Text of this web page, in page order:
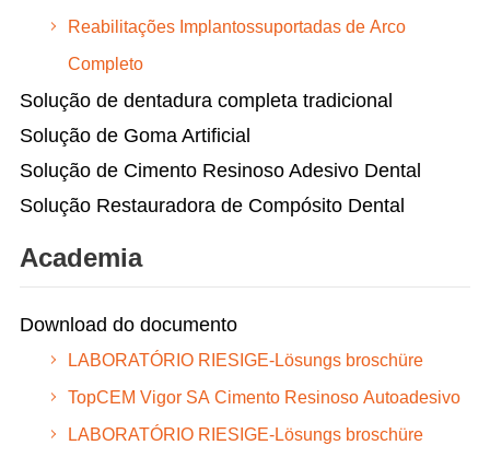
Reabilitações Implantossuportadas de Arco
Completo
Solução de dentadura completa tradicional
Solução de Goma Artificial
Solução de Cimento Resinoso Adesivo Dental
Solução Restauradora de Compósito Dental
Academia
Download do documento
LABORATÓRIO RIESIGE-Lösungs broschüre
TopCEM Vigor SA Cimento Resinoso Autoadesivo
LABORATÓRIO RIESIGE-Lösungs broschüre